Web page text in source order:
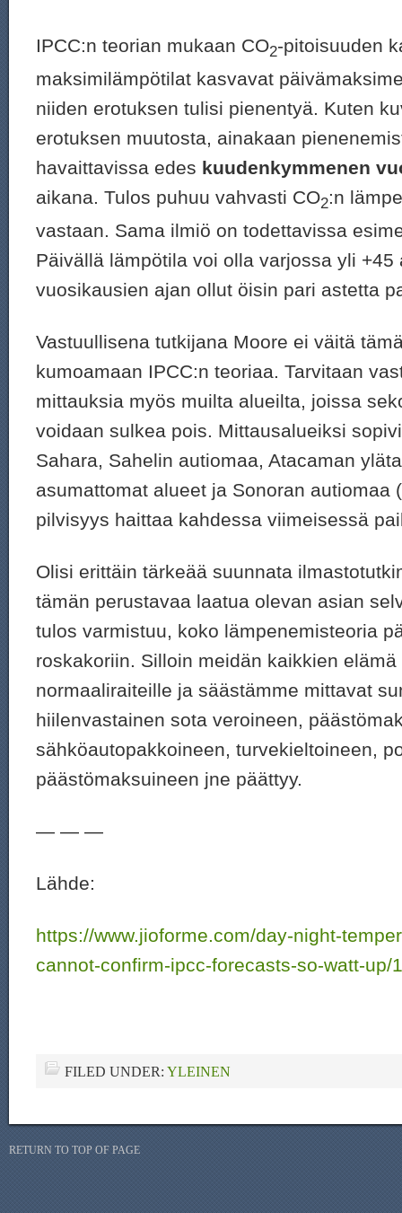
IPCC:n teorian mukaan CO2-pitoisuuden
maksimilämpötilat kasvavat
niiden erotuksen tulisi pienentyä. Kuten
erotuksen muutosta, ainakaan
havaittavissa edes kuudenkymmenen
aikana. Tulos puhuu vahvasti CO2:n
vastaan. Sama ilmiö on todettavissa
Päivällä lämpötila voi olla varjossa yli +45
vuosikausien ajan ollut öisin pari astetta
Vastuullisena tutkijana Moore ei väitä
kumoamaan IPCC:n teoriaa. Tarvitaan
mittauksia myös muilta alueilta, joissa
voidaan sulkea pois. Mittausalueiksi
Sahara, Sahelin autiomaa, Atacaman
asumattomat alueet ja Sonoran autiomaa
pilvisyys haittaa kahdessa viimeisessä
Olisi erittäin tärkeää suunnata
tämän perustavaa laatua olevan asian
tulos varmistuu, koko lämpenemisteoria
roskakoriin. Silloin meidän kaikkien elämä
normaaliraiteille ja säästämme mittavat
hiilenvastainen sota veroineen,
sähköautopakkoineen, turvekieltoineen,
päästömaksuineen jne päättyy.
— — —
Lähde:
https://www.jioforme.com/day-night-
cannot-confirm-ipcc-forecasts-so-watt-up/
FILED UNDER: YLEINEN
RETURN TO TOP OF PAGE